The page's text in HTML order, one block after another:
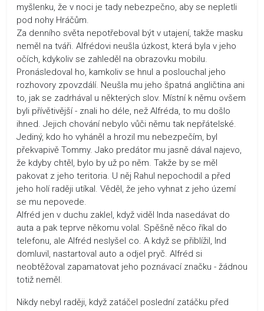
myšlenku, že v noci je tady nebezpečno, aby se nepletli
pod nohy Hráčům.
Za denního světa nepotřeboval být v utajení, takže masku
neměl na tváři. Alfrédovi neušla úzkost, která byla v jeho
očích, kdykoliv se zahleděl na obrazovku mobilu.
Pronásledoval ho, kamkoliv se hnul a poslouchal jeho
rozhovory zpovzdálí. Neušla mu jeho špatná angličtina ani
to, jak se zadrhával u některých slov. Místní k němu ovšem
byli přívětivější - znali ho déle, než Alfréda, to mu došlo
ihned. Jejich chování nebylo vůči němu tak nepřátelské.
Jediný, kdo ho vyháněl a hrozil mu nebezpečím, byl
překvapivě Tommy. Jako predátor mu jasně dával najevo,
že kdyby chtěl, bylo by už po něm. Takže by se měl
pakovat z jeho teritoria. U něj Rahul nepochodil a před
jeho holí raději utíkal. Věděl, že jeho vyhnat z jeho území
se mu nepovede.
Alfréd jen v duchu zaklel, když viděl Inda nasedávat do
auta a pak teprve někomu volal. Spěšně něco říkal do
telefonu, ale Alfréd neslyšel co. A když se přiblížil, Ind
domluvil, nastartoval auto a odjel pryč. Alfréd si
neobtěžoval zapamatovat jeho poznávací značku - žádnou
totiž neměl.
Nikdy nebyl raději, když zatáčel poslední zatáčku před